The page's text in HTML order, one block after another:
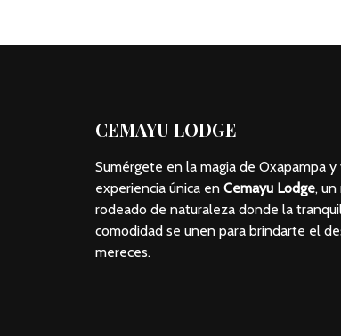
CEMAYU LODGE
Sumérgete en la magia de Oxapampa y
experiencia única en Cemayu Lodge,
rodeado de naturaleza donde la
comodidad se unen para brindarte el
mereces.